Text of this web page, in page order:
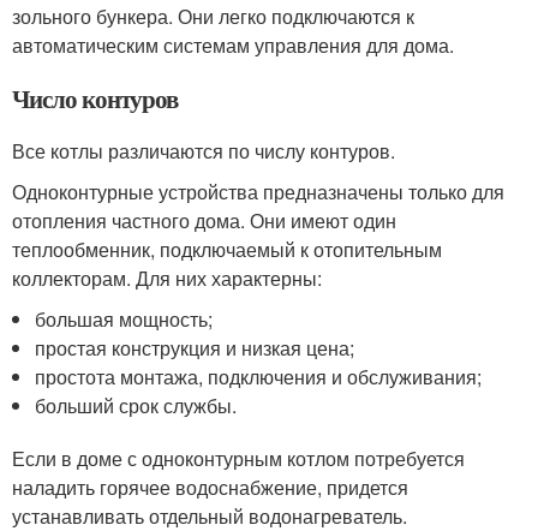
зольного бункера. Они легко подключаются к
автоматическим системам управления для дома.
Число контуров
Все котлы различаются по числу контуров.
Одноконтурные устройства предназначены только для
отопления частного дома. Они имеют один
теплообменник, подключаемый к отопительным
коллекторам. Для них характерны:
большая мощность;
простая конструкция и низкая цена;
простота монтажа, подключения и обслуживания;
больший срок службы.
Если в доме с одноконтурным котлом потребуется
наладить горячее водоснабжение, придется
устанавливать отдельный водонагреватель.